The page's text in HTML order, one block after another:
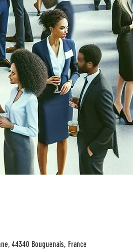
44340 Bouguenais, France